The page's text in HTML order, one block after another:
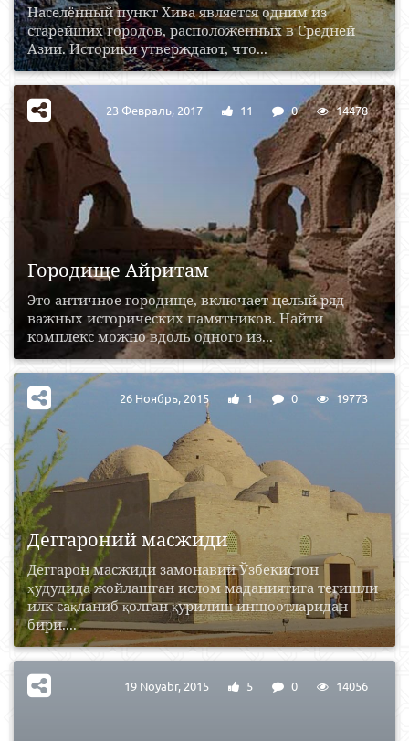
Населённый пункт Хива является одним из
старейших городов, расположенных в Средней
Азии. Историки утверждают, что...
Городище Айритам
Это античное городище, включает целый ряд
важных исторических памятников. Найти
комплекс можно вдоль одного из...
23 Февраль, 2017 11 0 14478
Деггароний масжиди
Деггарон масжиди замонавий Ўзбекистон
ҳудудида жойлашган ислом маданиятига тегишли
илк сақланиб қолган қурилиш иншоотларидан
бири....
26 Ноябрь, 2015 1 0 19773
19 Noyabr, 2015 5 0 14056